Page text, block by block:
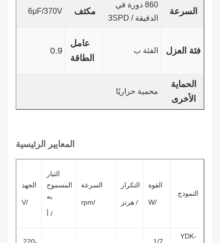
السرعة
860 دورة في
الدقيقة / 3SPD
مكثف 6μF/370V
فئة العزل الفئة ب
عامل
الطاقة
0.9
الحماية
الأخرى
محمية حراريًا
المعايير الرئيسية
النموذج
التكرار
/ هرتز
السرعة
المسموح
الجهد
YDK-